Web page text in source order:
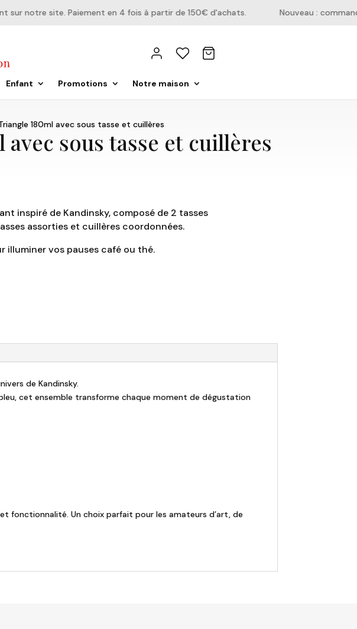
sur notre site. Paiement en 4 fois à partir de 150€ d'achats. Nouveau :
Enfant Promotions Notre maison
180ml avec sous tasse et cuillères
sous tasse et cuillères
inspiré de Kandinsky, composé de 2 tasses
assorties et cuillères coordonnées.
illuminer vos pauses café ou thé.
de Kandinsky.
cet ensemble transforme chaque moment de dégustation
fonctionnalité. Un choix parfait pour les amateurs d’art, de